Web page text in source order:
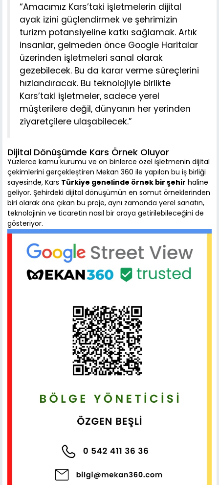
“Amacımız Kars’taki işletmelerin dijital
ayak izini güçlendirmek ve şehrimizin
turizm potansiyeline katkı sağlamak. Artık
insanlar, gelmeden önce Google Haritalar
üzerinden işletmeleri sanal olarak
gezebilecek. Bu da karar verme süreçlerini
hızlandıracak. Bu teknolojiyle birlikte
Kars’taki işletmeler, sadece yerel
müşterilere değil, dünyanın her yerinden
ziyaretçilere ulaşabilecek.”
Dijital Dönüşümde Kars Örnek Oluyor
Yüzlerce kamu kurumu ve on binlerce özel işletmenin dijital
çekimlerini gerçekleştiren Mekan 360 ile yapılan bu iş birliği
sayesinde, Kars Türkiye genelinde örnek bir şehir haline
geliyor. Şehirdeki dijital dönüşümün en somut örneklerinden
biri olarak öne çıkan bu proje, aynı zamanda yerel sanatın,
teknolojinin ve ticaretin nasıl bir araya getirilebileceğini de
gösteriyor.